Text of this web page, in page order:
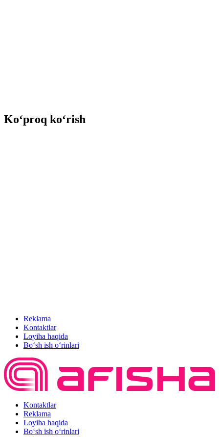
Ko‘proq ko‘rish
Reklama
Kontaktlar
Loyiha haqida
Bo‘sh ish o‘rinlari
Kontaktlar
Reklama
Loyiha haqida
Bo‘sh ish o‘rinlari